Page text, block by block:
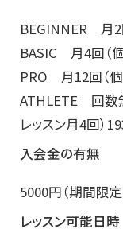
BEGINNER 月2
BASIC 月4回（
PRO 月12回（個
ATHLETE 回数
レッスン月4回）
入会金の有無
5000円（期間限
レッスン可能日時